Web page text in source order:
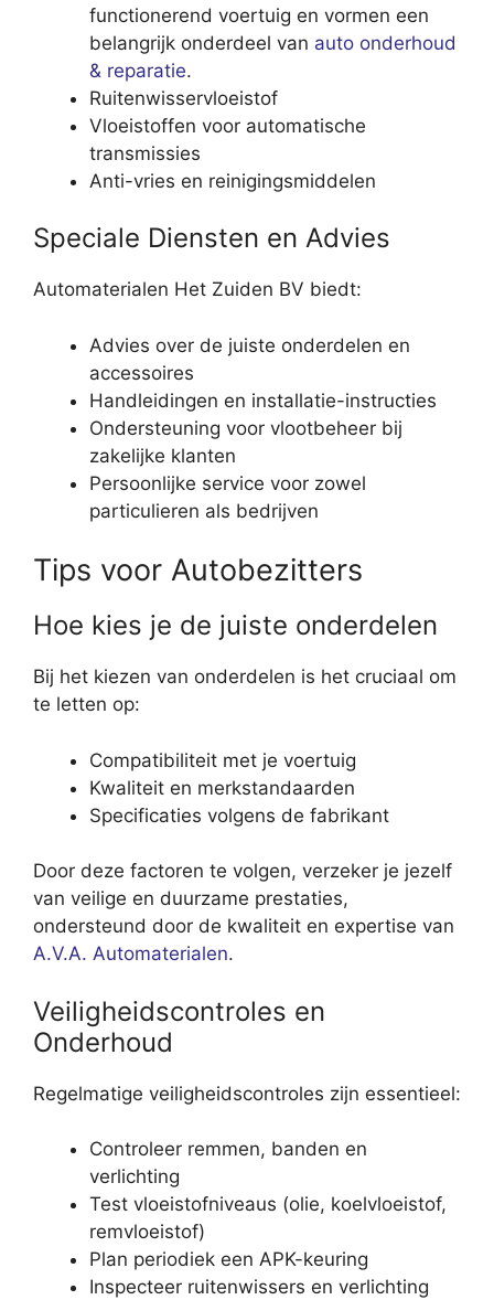
functionerend voertuig en vormen een
belangrijk onderdeel van auto onderhoud
& reparatie.
Ruitenwisservloeistof
Vloeistoffen voor automatische
transmissies
Anti-vries en reinigingsmiddelen
Speciale Diensten en Advies
Automaterialen Het Zuiden BV biedt:
Advies over de juiste onderdelen en
accessoires
Handleidingen en installatie-instructies
Ondersteuning voor vlootbeheer bij
zakelijke klanten
Persoonlijke service voor zowel
particulieren als bedrijven
Tips voor Autobezitters
Hoe kies je de juiste onderdelen
Bij het kiezen van onderdelen is het cruciaal om
te letten op:
Compatibiliteit met je voertuig
Kwaliteit en merkstandaarden
Specificaties volgens de fabrikant
Door deze factoren te volgen, verzeker je jezelf
van veilige en duurzame prestaties,
ondersteund door de kwaliteit en expertise van
A.V.A. Automaterialen.
Veiligheidscontroles en
Onderhoud
Regelmatige veiligheidscontroles zijn essentieel:
Controleer remmen, banden en
verlichting
Test vloeistofniveaus (olie, koelvloeistof,
remvloeistof)
Plan periodiek een APK-keuring
Inspecteer ruitenwissers en verlichting